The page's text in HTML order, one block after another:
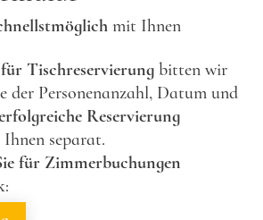
mit Ihnen
Tischreservierung bitten wir
der Personenanzahl, Datum und
Reservierung
separat.
für Zimmerbuchungen